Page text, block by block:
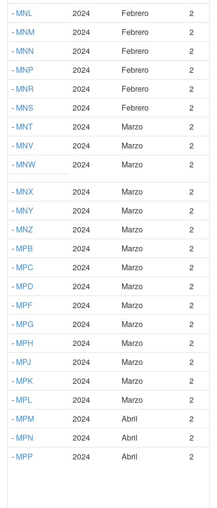
- MNL 2024 Febrero
2
- MNM 2024 Febrero
2
- MNN 2024 Febrero
2
- MNP 2024 Febrero
2
- MNR 2024 Febrero
2
- MNS 2024 Febrero
2
- MNT 2024 Marzo
2
- MNV 2024 Marzo
2
- MNW 2024 Marzo 2
- MNX 2024 Marzo
2
- MNY 2024 Marzo
2
- MNZ 2024 Marzo
2
- MPB 2024 Marzo
2
- MPC 2024 Marzo
2
- MPD 2024 Marzo
2
- MPF 2024 Marzo
2
- MPG 2024 Marzo
2
- MPH 2024 Marzo
2
- MPJ 2024 Marzo
2
- MPK 2024 Marzo
2
- MPL 2024 Marzo
2
- MPM 2024 Abril
2
- MPN 2024 Abril
2
- MPP 2024 Abril 2